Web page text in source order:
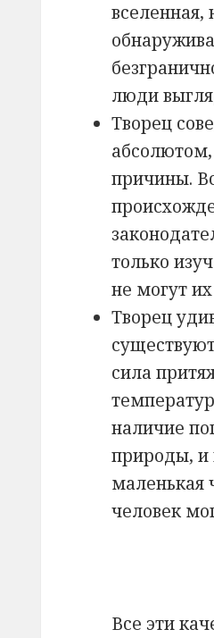
люди
Творец
причины.
только
не могут
Творец
сила
наличие
природы, и
маленькая
человек
Все эти